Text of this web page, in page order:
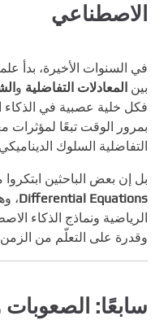
الاصطناعي
في السنوات الأخيرة، بدأ
بين المعادلات التفاضلية و
فكل خلية عصبية في الذكاء
بمرور الوقت تبعًا لمؤثرات
التفاضلية السلوك
بل إن بعض الباحثين
Differential Equations،
الرياضية ونماذج الذكاء
وقدرة على التعلّم من الزمن
سابعًا: الصعوبات